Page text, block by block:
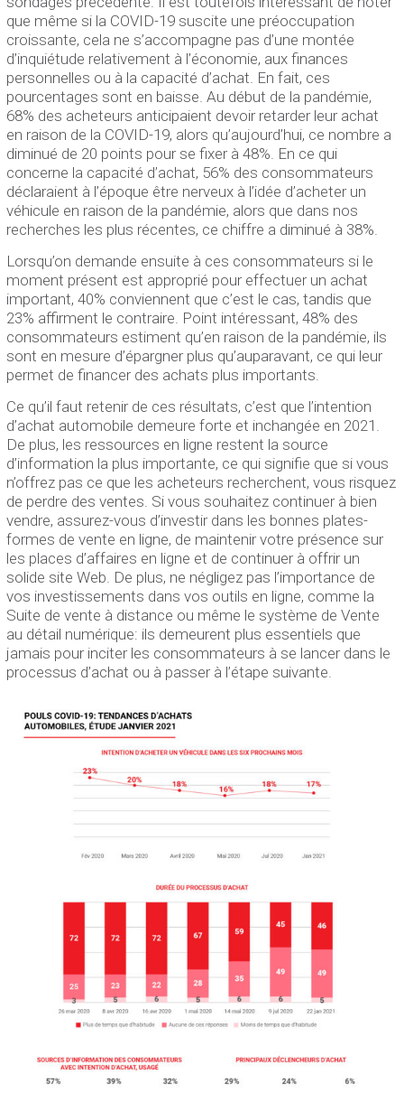
que même si la COVID-19 suscite une préoccupation
croissante, cela ne s’accompagne pas d’une montée
d’inquiétude relativement à l’économie, aux finances
personnelles ou à la capacité d’achat. En fait, ces
pourcentages sont en baisse. Au début de la pandémie,
68% des acheteurs anticipaient devoir retarder leur achat
en raison de la COVID-19, alors qu’aujourd’hui, ce nombre a
diminué de 20 points pour se fixer à 48%. En ce qui
concerne la capacité d’achat, 56% des consommateurs
déclaraient à l’époque être nerveux à l’idée d’acheter un
véhicule en raison de la pandémie, alors que dans nos
recherches les plus récentes, ce chiffre a diminué à 38%.
Lorsqu’on demande ensuite à ces consommateurs si le
moment présent est approprié pour effectuer un achat
important, 40% conviennent que c’est le cas, tandis que
23% affirment le contraire. Point intéressant, 48% des
consommateurs estiment qu’en raison de la pandémie, ils
sont en mesure d’épargner plus qu’auparavant, ce qui leur
permet de financer des achats plus importants.
Ce qu’il faut retenir de ces résultats, c’est que l’intention
d’achat automobile demeure forte et inchangée en 2021.
De plus, les ressources en ligne restent la source
d’information la plus importante, ce qui signifie que si vous
n’offrez pas ce que les acheteurs recherchent, vous risquez
de perdre des ventes. Si vous souhaitez continuer à bien
vendre, assurez-vous d’investir dans les bonnes plates-
formes de vente en ligne, de maintenir votre présence sur
les places d’affaires en ligne et de continuer à offrir un
solide site Web. De plus, ne négligez pas l’importance de
vos investissements dans vos outils en ligne, comme la
Suite de vente à distance ou même le système de Vente
au détail numérique: ils demeurent plus essentiels que
jamais pour inciter les consommateurs à se lancer dans le
processus d’achat ou à passer à l’étape suivante.